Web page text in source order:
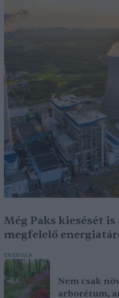
Még Paks kiesését
megfelelő
ENERGIA
Nem csak
arborétum,